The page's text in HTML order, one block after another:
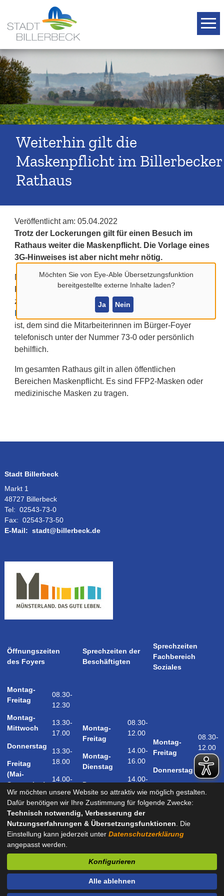
Möchten Sie von Eye-Able Übersetzungsfunktion
bereitgestellte externe Inhalte laden?
Ja Nein
Weiterhin gilt die
Maskenpflicht im Billerbecker
Rathaus
Veröffentlicht am: 05.04.2022
Trotz der Lockerungen gilt für einen Besuch im
Rathaus weiter die Maskenpflicht. Die Vorlage eines
3G-Hinweises ist aber nicht mehr nötig.
Nach wie vor sind alle Dienstleistungen, die nicht im
Foyer erledigt werden können, nur mit einem Termin
zugänglich. Termine könnenonline auf der städtischen
gebucht werden. Wem dies nicht möglich
ist, dem sind die Mitarbeiterinnen im Bürger-Foyer
telefonisch unter der Nummer 73-0 oder persönlich
behilflich.
Im gesamten Rathaus gilt in allen öffentlichen
Bereichen Maskenpflicht. Es sind FFP2-Masken oder
medizinische Masken zu tragen.
Stadt Billerbeck
Markt 1
48727 Billerbeck
Tel: 02543-73-0
Fax: 02543-73-50
E-Mail: stadt@billerbeck.de
Öffnungszeiten
des Foyers
Sprechzeiten der
Beschäftigten
Sprechzeiten
Fachbereich
Soziales
Montag-
Freitag
Montag-
Mittwoch
Donnerstag
Freitag
(Mai-
September)
Samstag
(Mai-
September)
08.30-
12.30
13.30-
17.00
13.30-
18.00
14.00-
17.00
09.00-
12.00
Montag-
Freitag
Montag-
Dienstag
Donnerstag
08.30-
12.00
14.00-
16.00
14.00-
18.00
Montag-
Freitag
Donnerstag
08.30-
12.00
14.00-
18.00
und nach Vereinbarung
Kontakt Impressum Datenschutz Barrierefreiheit
Wir möchten unsere Website so attraktiv wie möglich gestalten.
Dafür benötigen wir Ihre Zustimmung für folgende Zwecke:
Technisch notwendig, Verbesserung der
Nutzungserfahrungen & Übersetzungsfunktionen. Die
Einstellung kann jederzeit unter Datenschutzerklärung
angepasst werden.
Konfigurieren
Alle ablehnen